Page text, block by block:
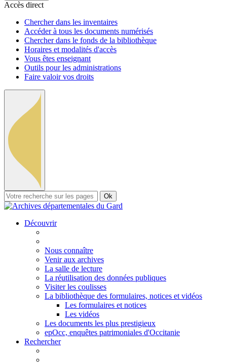
Accès direct
Chercher dans les inventaires
Accéder à tous les documents numérisés
Chercher dans le fonds de la bibliothèque
Horaires et modalités d'accès
Vous êtes enseignant
Outils pour les administrations
Faire valoir vos droits
Ok
Découvrir
Nous connaître
Venir aux archives
La salle de lecture
La réutilisation des données publiques
Visiter les coulisses
La bibliothèque des formulaires, notices et vidéos
Les formulaires et notices
Les vidéos
Les documents les plus prestigieux
epOcc, enquêtes patrimoniales d'Occitanie
Rechercher